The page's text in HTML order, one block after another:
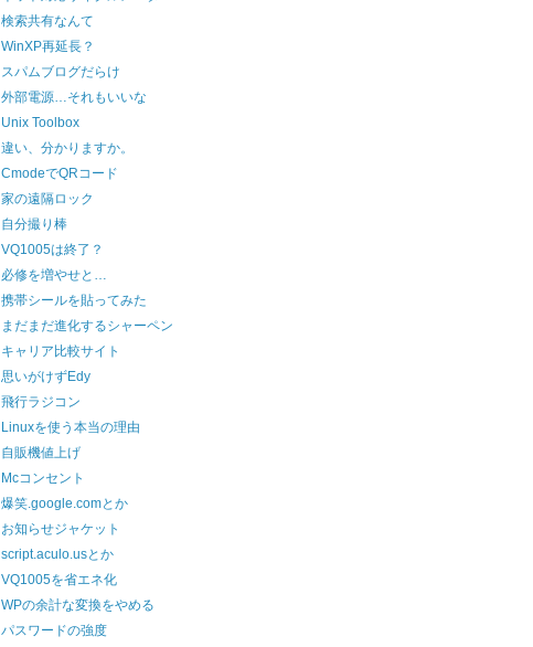
検索共有なんて
WinXP再延長？
スパムブログだらけ
外部電源…それもいいな
Unix Toolbox
違い、分かりますか。
CmodeでQRコード
家の遠隔ロック
自分撮り棒
VQ1005は終了？
必修を増やせと…
携帯シールを貼ってみた
まだまだ進化するシャーペン
キャリア比較サイト
思いがけずEdy
飛行ラジコン
Linuxを使う本当の理由
自販機値上げ
Mcコンセント
爆笑.google.comとか
お知らせジャケット
script.aculo.usとか
VQ1005を省エネ化
WPの余計な変換をやめる
パスワードの強度